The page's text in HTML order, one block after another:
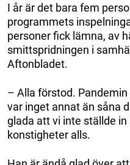
I år är det bara fem
programmets
personer fick lämna, av
smittspridningen i
Aftonbladet.
– Alla förstod.
var inget annat än såna
glada att vi inte ställde
konstigheter alls.